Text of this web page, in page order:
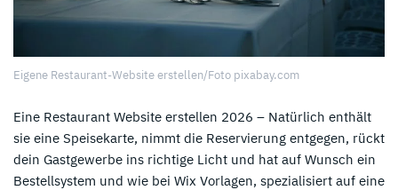
Eigene Restaurant-Website erstellen/Foto pixabay.com
Eine Restaurant Website erstellen 2026 – Natürlich enthält
sie eine Speisekarte, nimmt die Reservierung entgegen, rückt
dein Gastgewerbe ins richtige Licht und hat auf Wunsch ein
Bestellsystem und wie bei Wix Vorlagen, spezialisiert auf eine